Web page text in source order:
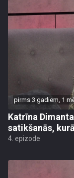
pirms 3 gadiem, 1
Katrīna
satikšanās,
4. epizode